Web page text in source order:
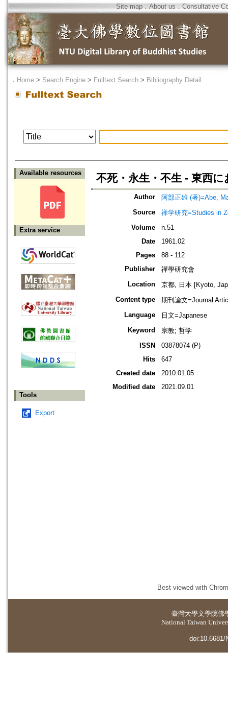
Site map．About us ． Consultative
． Home > Search Engine > Fulltext Search > Bibliography Detail
Available resources
Extra service
Tools
Export
不死・永生・不生 - 東西
Author
阿部正雄 (著)=Abe,
Source
禅学研究=Studies in
Volume
n.51
Date
1961.02
Pages
88 - 112
Publisher
禪學研究會
Location
京都, 日本 [Kyoto,
Content type
期刊論文=Journal
Language
日文=Japanese
Keyword
宗教; 哲学
ISSN
03878074 (P)
Hits
647
Created date
2010.01.05
Modified date
2021.09.01
Best viewed with
臺灣大學文學院佛
National Taiwan
doi:10.6681/